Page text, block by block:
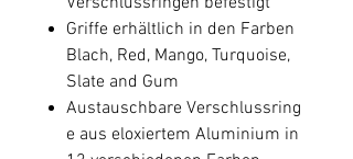
Griffe erhältlich in den Farben
Blach, Red, Mango, Turquoise,
Slate and Gum
Austauschbare Verschlussring
e aus eloxiertem Aluminium in